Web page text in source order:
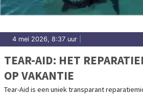
4 mei 2026, 8:37 uur
TEAR-AID: HET
OP VAKANTIE
Tear-Aid is een uniek transparant